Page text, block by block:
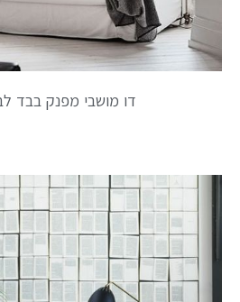
דו מושבי מפנק בבד